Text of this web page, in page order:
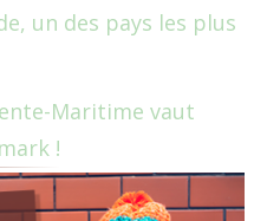
un des pays les plus
Maritime vaut
!